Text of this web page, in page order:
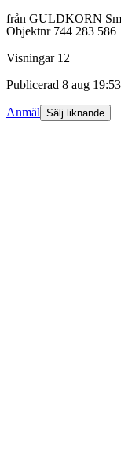
från GULDKORN
Objektnr 744 283 586
Visningar 12
Publicerad 8 aug 19:53
Anmäl Sälj liknande